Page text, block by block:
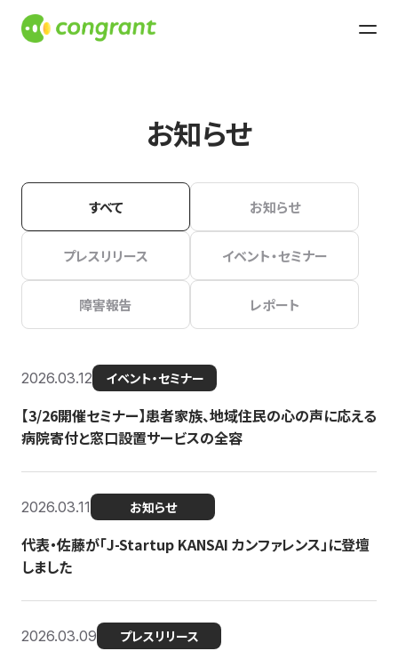
お知らせ
すべて お知らせ
プレスリリース イベント・セミナー
障害報告 レポート
2026.03.12 イベント・セミナー
【3/26開催セミナー】患者家族、地域住民の心の声に応える
病院寄付と窓口設置サービスの全容
2026.03.11 お知らせ
代表・佐藤が「J-Startup KANSAI カンファレンス」に登壇
しました
2026.03.09 プレスリリース